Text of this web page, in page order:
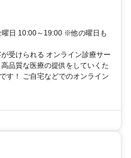
曜日 10:00～19:00 ※他の曜日も
受けられる オンライン診療サー
品質な医療の提供をしていくた
す！ ご自宅などでのオンライン